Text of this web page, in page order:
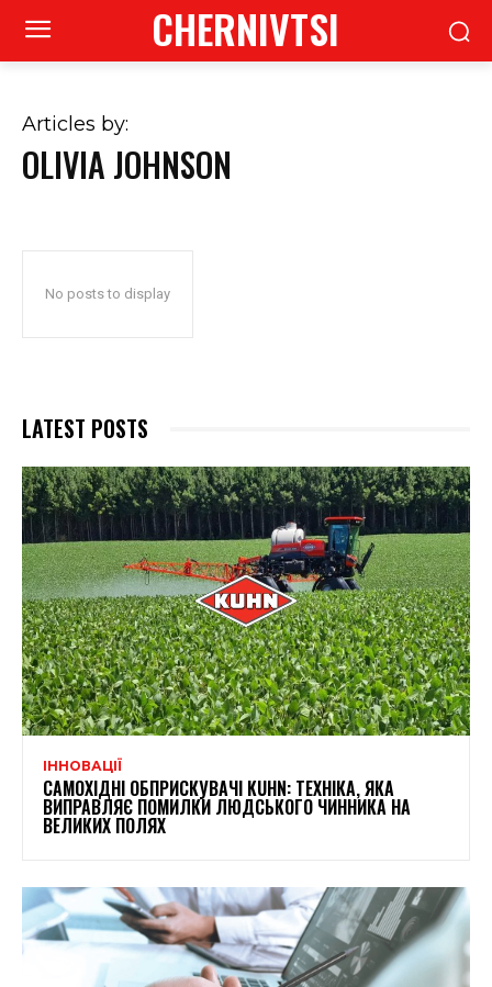
CHERNIVTSI
Articles by:
OLIVIA JOHNSON
No posts to display
LATEST POSTS
ІННОВАЦІЇ
САМОХІДНІ ОБПРИСКУВАЧІ KUHN: ТЕХНІКА, ЯКА
ВИПРАВЛЯЄ ПОМИЛКИ ЛЮДСЬКОГО ЧИННИКА НА
ВЕЛИКИХ ПОЛЯХ